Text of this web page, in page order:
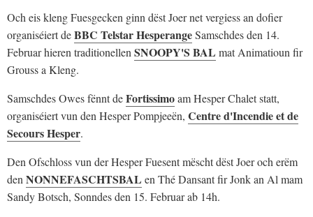
Och eis kleng Fuesgecken ginn dëst Joer net vergiess an dofier
organiséiert deBBC Telstar HesperangeSamschdes den 14.
Februar hieren traditionellen SNOOPY'S BAL mat Animatioun fir
Grouss a Kleng.
Samschdes Owes fënnt deFortissimoam Hesper Chalet statt,
organiséiert vun den Hesper Pompjeeën, Centre d'Incendie et de
Secours Hesper.
Den Ofschloss vun der Hesper Fuesent mëscht dëst Joer och erëm
den NONNEFASCHTSBAL en Thé Dansant fir Jonk an Al mam
Sandy Botsch, Sonndes den 15. Februar ab 14h.